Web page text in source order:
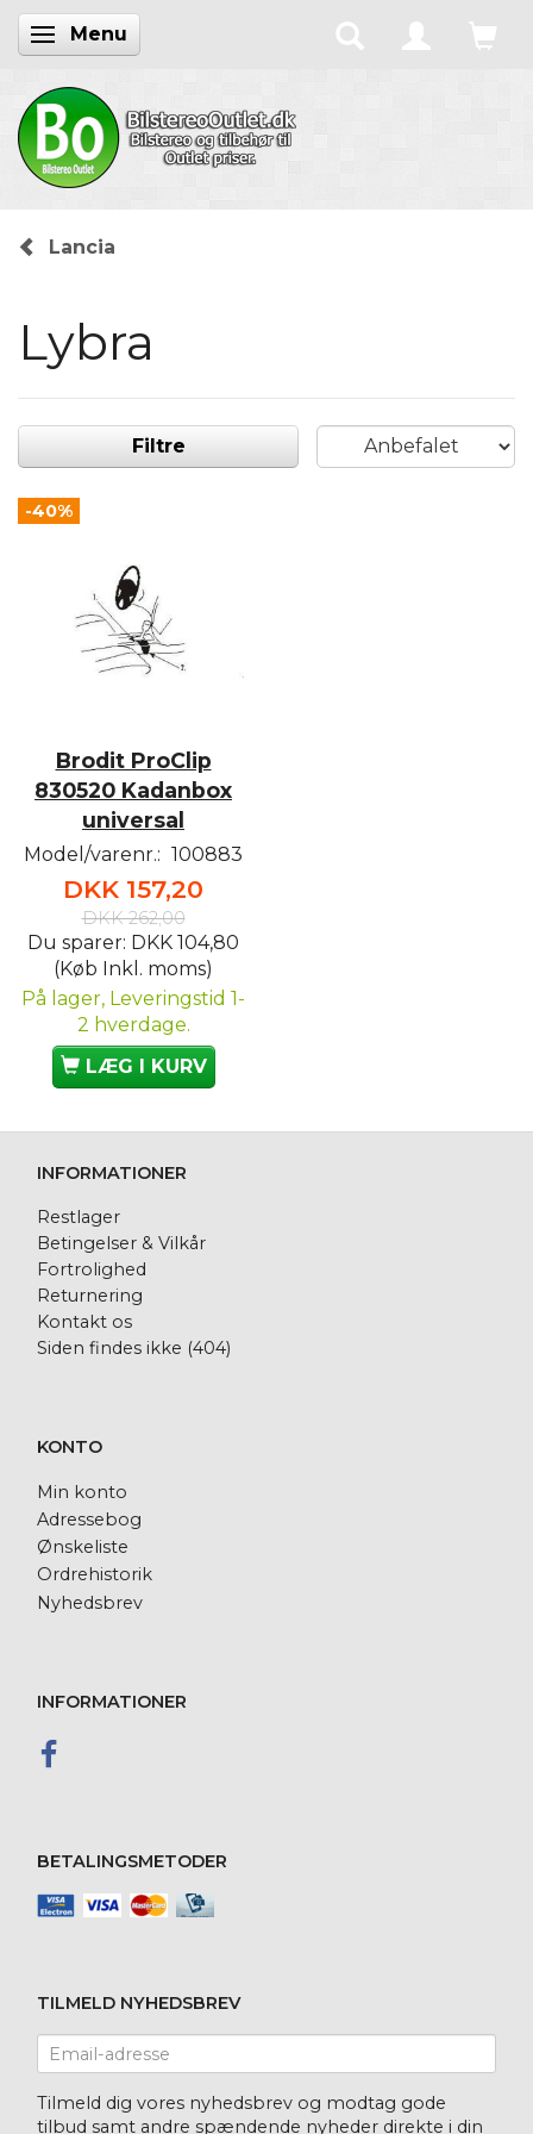
Skifte navigation
Menu
Lancia
Lybra
Filtre
-40%
Brodit ProClip
830520 Kadanbox
universal
Model/varenr.: 100883
DKK 157,20
DKK 262,00
Du sparer: DKK 104,80
(Køb Inkl. moms)
På lager, Leveringstid 1-
2 hverdage.
LÆG I KURV
INFORMATIONER
Restlager
Betingelser & Vilkår
Fortrolighed
Returnering
Kontakt os
Siden findes ikke (404)
KONTO
Min konto
Adressebog
Ønskeliste
Ordrehistorik
Nyhedsbrev
INFORMATIONER
BETALINGSMETODER
TILMELD NYHEDSBREV
Email-
adresse
Tilmeld dig vores nyhedsbrev og modtag gode
tilbud samt andre spændende nyheder direkte i din